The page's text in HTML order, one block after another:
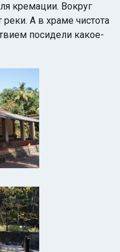
кремации. Вокруг
реки. А в храме чистота
посидели какое-